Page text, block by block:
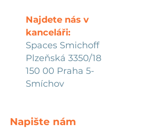
Najdete nás v
kanceláři:
Spaces Smichoff
Plzeňská 3350/18
150 00 Praha 5-
Smíchov
Napište nám